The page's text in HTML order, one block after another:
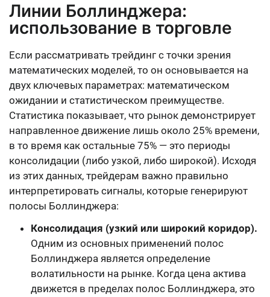
Линии Боллинджера:
использование в торговле
Если рассматривать трейдинг с точки зрения
математических моделей, то он основывается на
двух ключевых параметрах: математическом
ожидании и статистическом преимуществе.
Статистика показывает, что рынок демонстрирует
направленное движение лишь около 25% времени,
в то время как остальные 75% — это периоды
консолидации (либо узкой, либо широкой). Исходя
из этих данных, трейдерам важно правильно
интерпретировать сигналы, которые генерируют
полосы Боллинджера:
Консолидация (узкий или широкий коридор).
Одним из основных применений полос
Боллинджера является определение
волатильности на рынке. Когда цена актива
движется в пределах полос Боллинджера, это